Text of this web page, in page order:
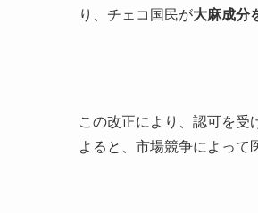
り、チェコ国民が大麻成分
この改正により、認可を受
よると、市場競争によって